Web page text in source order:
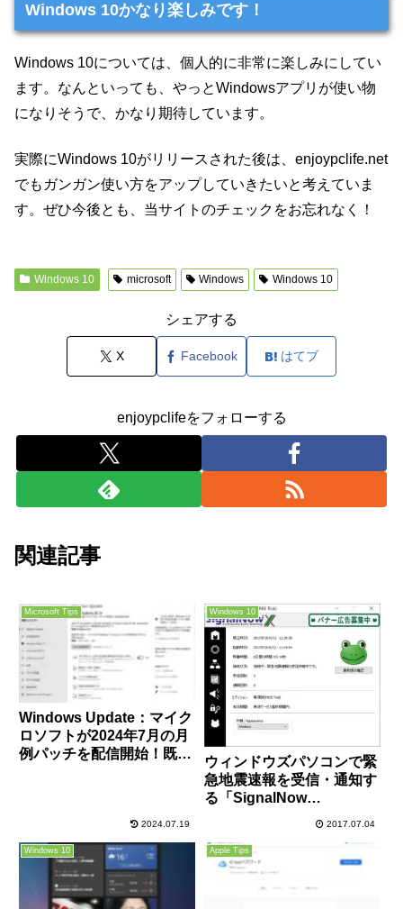
Windows 10かなり楽しみです！
Windows 10については、個人的に非常に楽しみにしてい
ます。なんといっても、やっとWindowsアプリが使い物
になりそうで、かなり期待しています。
実際にWindows 10がリリースされた後は、enjoypclife.net
でもガンガン使い方をアップしていきたいと考えていま
す。ぜひ今後とも、当サイトのチェックをお忘れなく！
Windows 10 microsoft Windows Windows 10
シェアする
X Facebook はてブ
enjoypclifeをフォローする
関連記事
Microsoft Tips
Windows Update：マイク
ロソフトが2024年7月の月
例パッチを配信開始！既知
2024.07.19
Windows 10
ウィンドウズパソコンで緊
急地震速報を受信・通知す
る「SignalNow
始に！旧ユーザーはアップ
デートを！
2017.07.04
Windows 10 Apple Tips